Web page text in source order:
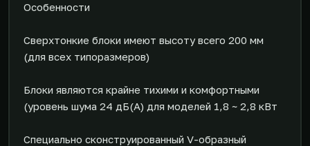
Особенности
Сверхтонкие блоки имеют высоту всего 200 мм
(для всех типоразмеров)
Блоки являются крайне тихими и комфортными
(уровень шума 24 дБ(А) для моделей 1,8 ~ 2,8 кВт
Специально сконструированный V-образный